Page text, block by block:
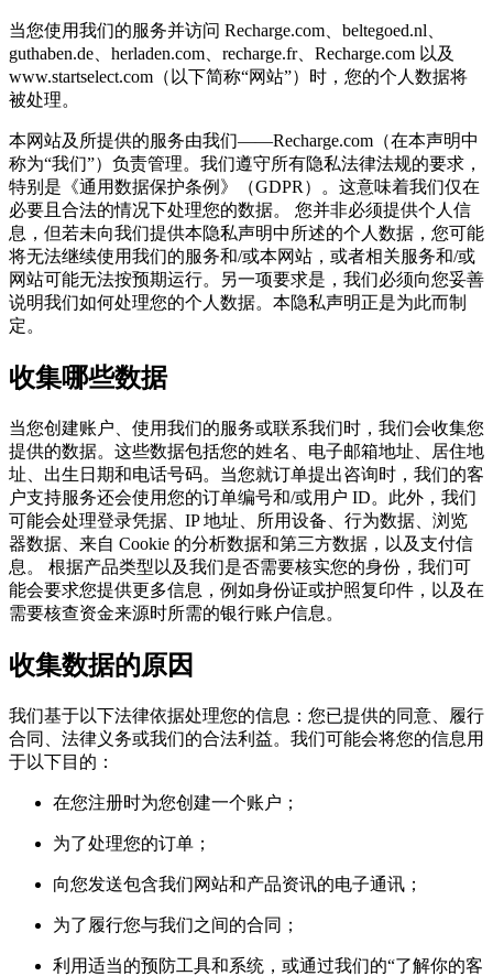
当您使用我们的服务并访问 Recharge.com、beltegoed.nl、
guthaben.de、herladen.com、recharge.fr、Recharge.com 以及
www.startselect.com（以下简称“网站”）时，您的个人数据将
被处理。
本网站及所提供的服务由我们——Recharge.com（在本声明中
称为“我们”）负责管理。我们遵守所有隐私法律法规的要求，
特别是《通用数据保护条例》（GDPR）。这意味着我们仅在
必要且合法的情况下处理您的数据。 您并非必须提供个人信
息，但若未向我们提供本隐私声明中所述的个人数据，您可能
将无法继续使用我们的服务和/或本网站，或者相关服务和/或
网站可能无法按预期运行。另一项要求是，我们必须向您妥善
说明我们如何处理您的个人数据。本隐私声明正是为此而制
定。
收集哪些数据
当您创建账户、使用我们的服务或联系我们时，我们会收集您
提供的数据。这些数据包括您的姓名、电子邮箱地址、居住地
址、出生日期和电话号码。当您就订单提出咨询时，我们的客
户支持服务还会使用您的订单编号和/或用户 ID。此外，我们
可能会处理登录凭据、IP 地址、所用设备、行为数据、浏览
器数据、来自 Cookie 的分析数据和第三方数据，以及支付信
息。 根据产品类型以及我们是否需要核实您的身份，我们可
能会要求您提供更多信息，例如身份证或护照复印件，以及在
需要核查资金来源时所需的银行账户信息。
收集数据的原因
我们基于以下法律依据处理您的信息：您已提供的同意、履行
合同、法律义务或我们的合法利益。我们可能会将您的信息用
于以下目的：
在您注册时为您创建一个账户；
为了处理您的订单；
向您发送包含我们网站和产品资讯的电子通讯；
为了履行您与我们之间的合同；
利用适当的预防工具和系统，或通过我们的“了解你的客